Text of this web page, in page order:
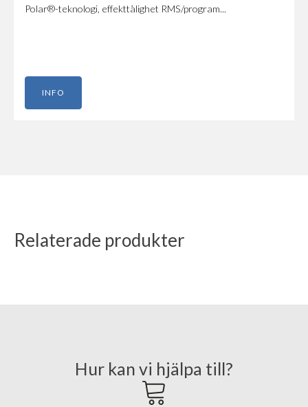
Polar®-teknologi, effekttålighet RMS/program...
INFO
Relaterade produkter
Hur kan vi hjälpa till?